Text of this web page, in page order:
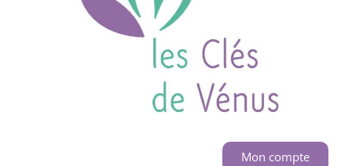
Mon compte